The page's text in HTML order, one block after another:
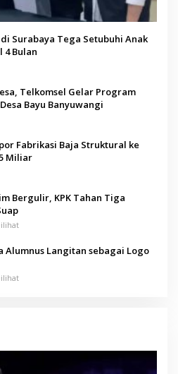
Surabaya Tega Setubuhi Anak
Bulan
Telkomsel Gelar Program
Bayu Banyuwangi
Fabrikasi Baja Struktural ke
Miliar
Bergulir, KPK Tahan Tiga
Alumnus Langitan sebagai Logo